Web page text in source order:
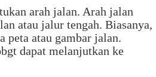
arah jalan. Arah jalan
atau jalur tengah. Biasanya,
peta atau gambar jalan.
dapat melanjutkan ke